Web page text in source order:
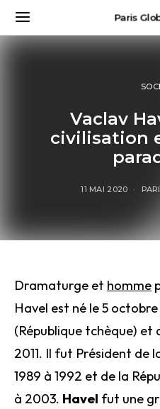
Paris
Vaclav
civilisation
11 MAI 2020
Dramaturge et homme
Havel est né le 5
(République tchèque) et
2011. Il fut Président de
1989 à 1992 et de la
à 2003. Havel fut une